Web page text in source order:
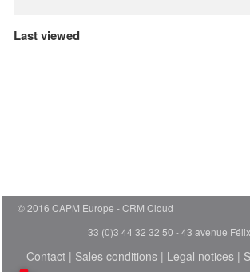
Last viewed
© 2016 CAPM Europe
CRM Cloud
+33 (0)3 44 32 32 50 - 43 avenue
Contact| Sales conditions| Legal notices|